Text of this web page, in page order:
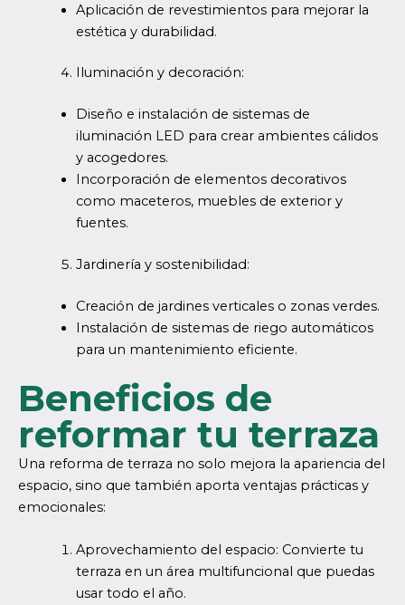
Aplicación de revestimientos para mejorar la
estética y durabilidad.
Iluminación y decoración:
Diseño e instalación de sistemas de
iluminación LED para crear ambientes cálidos
y acogedores.
Incorporación de elementos decorativos
como maceteros, muebles de exterior y
fuentes.
Jardinería y sostenibilidad:
Creación de jardines verticales o zonas verdes.
Instalación de sistemas de riego automáticos
para un mantenimiento eficiente.
Beneficios de
reformar tu terraza
Una reforma de terraza no solo mejora la apariencia del
espacio, sino que también aporta ventajas prácticas y
emocionales:
Aprovechamiento del espacio: Convierte tu
terraza en un área multifuncional que puedas
usar todo el año.